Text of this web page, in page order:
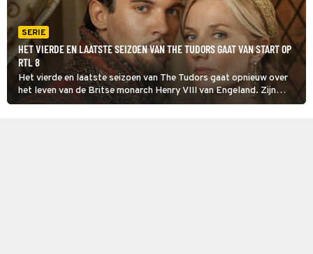
SERIE
HET VIERDE EN LAATSTE SEIZOEN VAN THE TUDORS GAAT VAN START OP
RTL 8
Het vierde en laatste seizoen van The Tudors gaat opnieuw over
het leven van de Britse monarch Henry VIII van Engeland. Zijn
gezondheid holt achteruit en dit leidt bij hem tot paranoia. Zijn